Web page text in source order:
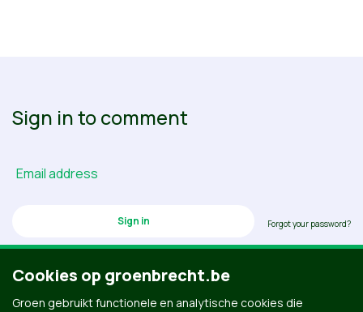
Sign in to comment
Email address
Forgot your password?
Don’t have an account? Click here to create one.
Cookies op groenbrecht.be
Groen gebruikt functionele en analytische cookies die